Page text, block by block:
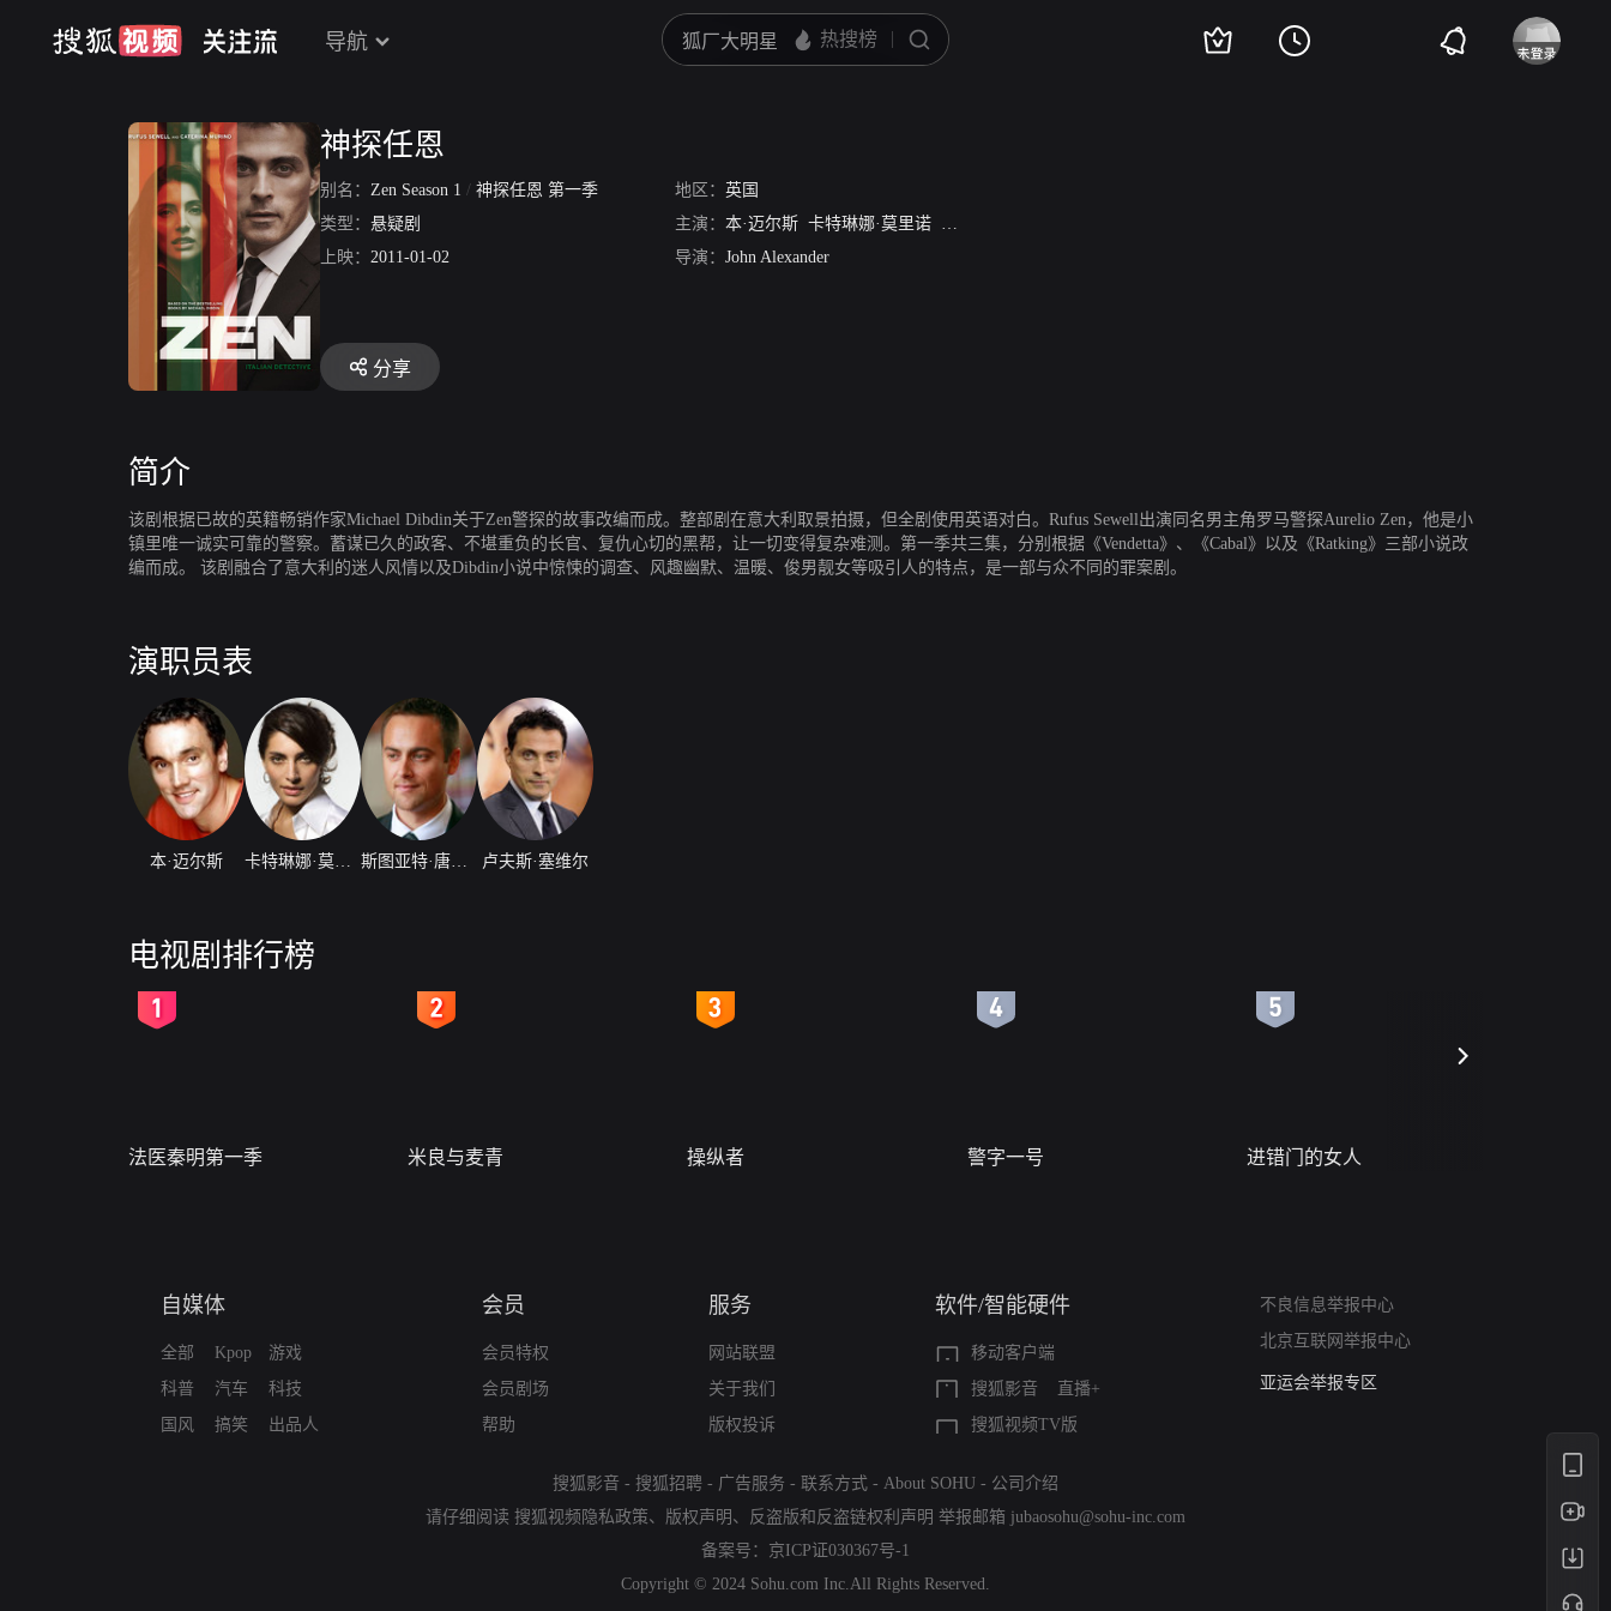
导航
神探任恩
别名： Zen Season 1 / 神探任恩 第一季 地区： 英国
类型： 悬疑剧 主演： 本·迈尔斯 卡特琳娜·莫里诺 斯图亚特·唐森德
上映： 2011-01-02 导演： John Alexander
分享
简介
该剧根据已故的英籍畅销作家Michael Dibdin关于Zen警探的故事改编而成。整部剧在意大利取景拍摄，但全剧使用英语对白。Rufus Sewell出演同名男主角罗马警探Aurelio Zen，他是小
镇里唯一诚实可靠的警察。蓄谋已久的政客、不堪重负的长官、复仇心切的黑帮，让一切变得复杂难测。第一季共三集，分别根据《Vendetta》、《Cabal》以及《Ratking》三部小说改
编而成。 该剧融合了意大利的迷人风情以及Dibdin小说中惊悚的调查、风趣幽默、温暖、俊男靓女等吸引人的特点，是一部与众不同的罪案剧。
演职员表
本·迈尔斯 卢夫斯·塞维尔
电视剧排行榜
法医秦明第一季 米良与麦青 操纵者 警字一号 进错门的女人
自媒体
全部
科普
国风
Kpop
汽车
搞笑
游戏
科技
出品人
会员
会员特权
会员剧场
帮助
服务
网站联盟
关于我们
版权投诉
软件/智能硬件
移动客户端
搜狐影音
直播+
搜狐视频TV版
不良信息举报中心
北京互联网举报中心
算法推荐专项举报
亚运会举报专区
搜狐影音 - 搜狐招聘 - 广告服务 - 联系方式 - About SOHU - 公司介绍
请仔细阅读 搜狐视频隐私政策、 版权声明 、 反盗版和反盗链权利声明 举报邮箱 jubaosohu@sohu-inc.com
备案号： 京ICP证030367号-1
Copyright © 2024 Sohu.com Inc.All Rights Reserved.